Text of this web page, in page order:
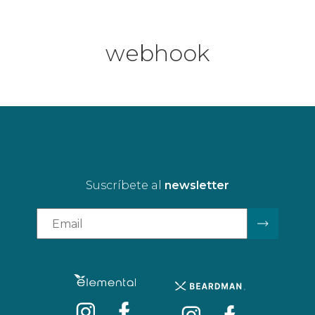
webhook
Suscríbete al newsletter